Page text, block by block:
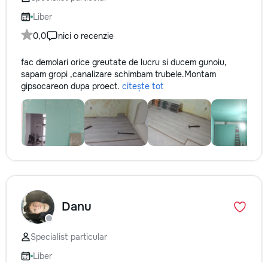
не включается? Не спешите
покупать новую! Спасем ваш
бюджет.
Liber
0,0
nici o recenzie
fac demolari orice greutate de lucru si ducem gunoiu,
sapam gropi ,canalizare schimbam trubele.Montam
gipsocarеon dupa proect. citește tot
Danu
Specialist particular
Liber